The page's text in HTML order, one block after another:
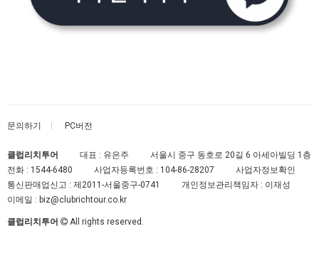
문의하기 PC버전
클럽리치투어 대표 : 유은주
서울시 중구 동호로 20길 6 아세아빌딩 1층
전화 : 1544-6480 사업자등록번호 : 104-86-28207
사업자정보확인
통신판매업신고 : 제2011-서울중구-0741
개인정보관리책임자 : 이재성
이메일 : biz@clubrichtour.co.kr
클럽리치투어 All rights reserved.